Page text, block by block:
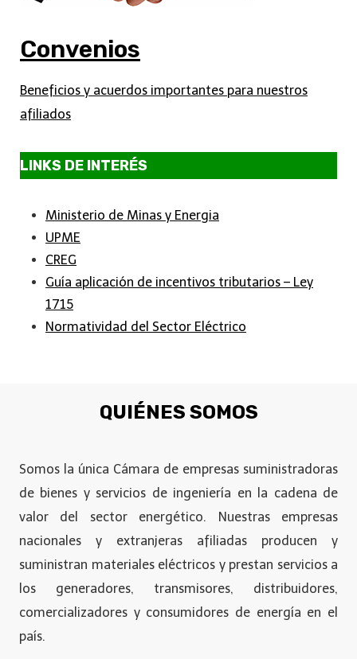
Convenios
Beneficios y acuerdos importantes para nuestros
afiliados
LINKS DE INTERÉS
Ministerio de Minas y Energia
UPME
CREG
Guía aplicación de incentivos tributarios – Ley
1715
Normatividad del Sector Eléctrico
QUIÉNES SOMOS
Somos la única Cámara de empresas suministradoras
de bienes y servicios de ingeniería en la cadena de
valor del sector energético. Nuestras empresas
nacionales y extranjeras afiliadas producen y
suministran materiales eléctricos y prestan servicios a
los generadores, transmisores, distribuidores,
comercializadores y consumidores de energía en el
país.